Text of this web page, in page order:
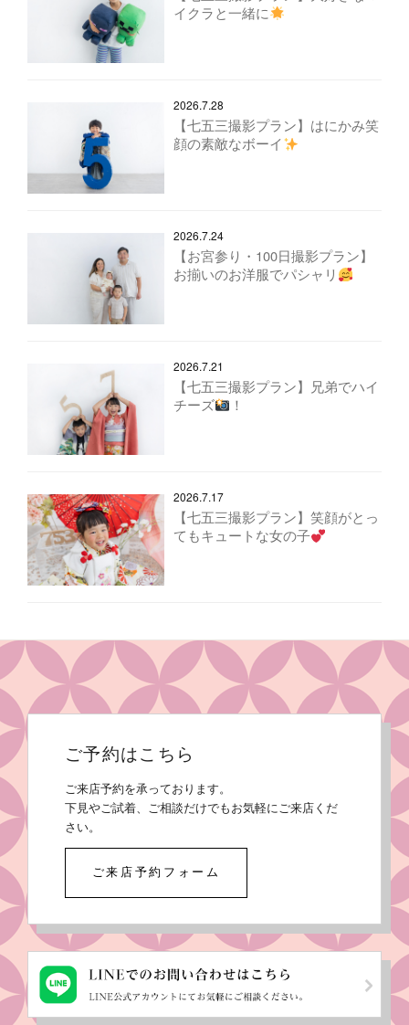
イクラと一緒に
2026.7.28
【七五三撮影プラン】はにかみ笑
顔の素敵なボーイ
2026.7.24
【お宮参り・100日撮影プラン】
お揃いのお洋服でパシャリ
2026.7.21
【七五三撮影プラン】兄弟でハイ
チーズ
！
2026.7.17
【七五三撮影プラン】笑顔がとっ
てもキュートな女の子
ご予約はこちら
ご来店予約を承っております。
下見やご試着、ご相談だけでもお気軽にご来店くだ
さい。
ご来店予約フォーム